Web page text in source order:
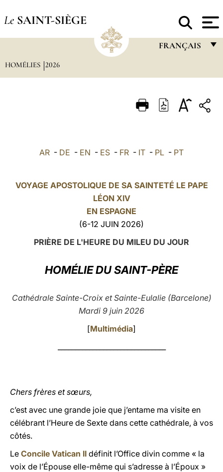
Le SAINT-SIÈGE
FRANÇAIS
ITALIANO
POLSKI
LATINE
HOMÉLIES 2026
AR - DE - EN - ES - FR - IT - PL - PT
VOYAGE APOSTOLIQUE DE SA SAINTETÉ LE PAPE
LÉON XIV
EN ESPAGNE
(6-12 JUIN 2026)
PRIÈRE DE L'HEURE DU MILEU DU JOUR
HOMÉLIE DU SAINT-PÈRE
Cathédrale Sainte-Croix et Sainte-Eulalie (Barcelone)
Mardi 9 juin 2026
[Multimédia]
Chers frères et sœurs,
c’est avec une grande joie que j’entame ma visite en
célébrant l’Heure de Sexte dans cette cathédrale, à vos
côtés.
Le Concile Vatican II définit l’Office divin comme « la
voix de l’Épouse elle-même qui s’adresse à l’Époux »